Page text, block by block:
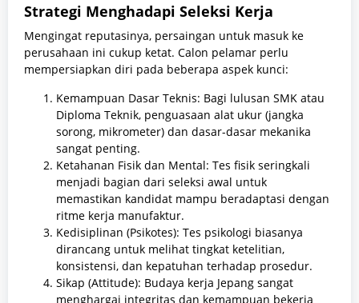
Strategi Menghadapi Seleksi Kerja
Mengingat reputasinya, persaingan untuk masuk ke
perusahaan ini cukup ketat. Calon pelamar perlu
mempersiapkan diri pada beberapa aspek kunci:
Kemampuan Dasar Teknis: Bagi lulusan SMK atau
Diploma Teknik, penguasaan alat ukur (jangka
sorong, mikrometer) dan dasar-dasar mekanika
sangat penting.
Ketahanan Fisik dan Mental: Tes fisik seringkali
menjadi bagian dari seleksi awal untuk
memastikan kandidat mampu beradaptasi dengan
ritme kerja manufaktur.
Kedisiplinan (Psikotes): Tes psikologi biasanya
dirancang untuk melihat tingkat ketelitian,
konsistensi, dan kepatuhan terhadap prosedur.
Sikap (Attitude): Budaya kerja Jepang sangat
menghargai integritas dan kemampuan bekerja